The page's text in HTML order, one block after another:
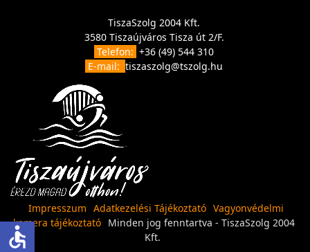
TiszaSzolg 2004 Kft.
3580 Tiszaújváros Tisza út 2/F.
Telefon: +36 (49) 544 310
E-mail: tiszaszolg@tszolg.hu
Impresszum Adatkezelési Tájékoztató Vagyonvédelmi
kamera tájékoztató Minden jog fenntartva - TiszaSzolg 2004
Kft.
accessible